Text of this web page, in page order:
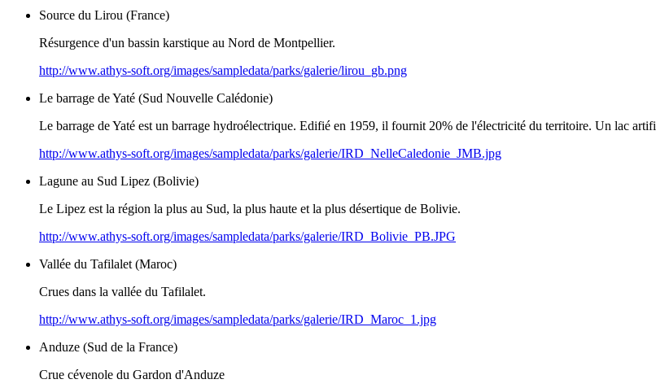
Source du Lirou (France)
Résurgence d'un bassin karstique au Nord de Montpellier.
http://www.athys-soft.org/images/sampledata/parks/galerie/lirou_gb.png
Le barrage de Yaté (Sud Nouvelle Calédonie)
Le barrage de Yaté est un barrage hydroélectrique. Edifié en 1959, il fournit 20% de l'électricité du territoire. Un lac
http://www.athys-soft.org/images/sampledata/parks/galerie/IRD_NelleCaledonie_JMB.jpg
Lagune au Sud Lipez (Bolivie)
Le Lipez est la région la plus au Sud, la plus haute et la plus désertique de Bolivie.
http://www.athys-soft.org/images/sampledata/parks/galerie/IRD_Bolivie_PB.JPG
Vallée du Tafilalet (Maroc)
Crues dans la vallée du Tafilalet.
http://www.athys-soft.org/images/sampledata/parks/galerie/IRD_Maroc_1.jpg
Anduze (Sud de la France)
Crue cévenole du Gardon d'Anduze